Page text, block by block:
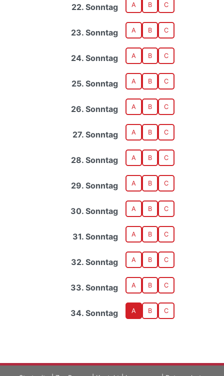
22. Sonntag A B C
23. Sonntag A B C
24. Sonntag A B C
25. Sonntag A B C
26. Sonntag A B C
27. Sonntag A B C
28. Sonntag A B C
29. Sonntag A B C
30. Sonntag A B C
31. Sonntag A B C
32. Sonntag A B C
33. Sonntag A B C
34. Sonntag A B C